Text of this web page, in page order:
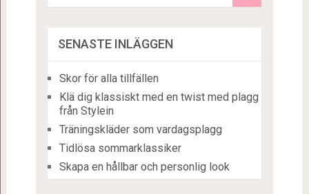
SENASTE INLÄGGEN
Skor för alla tillfällen
Klä dig klassiskt med en twist med plagg
från Stylein
Träningskläder som vardagsplagg
Tidlösa sommarklassiker
Skapa en hållbar och personlig look